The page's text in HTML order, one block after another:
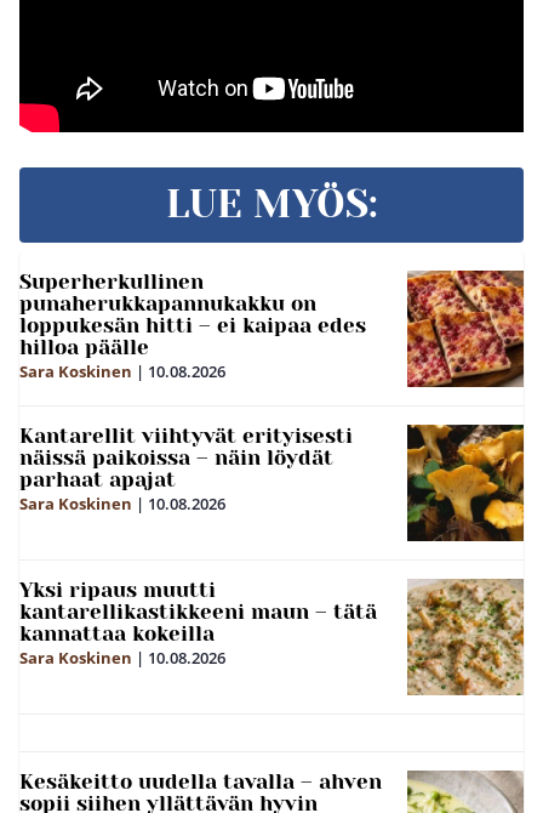
LUE MYÖS:
Superherkullinen
punaherukkapannukakku on
loppukesän hitti – ei kaipaa edes
hilloa päälle
Sara Koskinen | 10.08.2026
Kantarellit viihtyvät erityisesti
näissä paikoissa – näin löydät
parhaat apajat
Sara Koskinen | 10.08.2026
Yksi ripaus muutti
kantarellikastikkeeni maun – tätä
kannattaa kokeilla
Sara Koskinen | 10.08.2026
Kesäkeitto uudella tavalla – ahven
sopii siihen yllättävän hyvin